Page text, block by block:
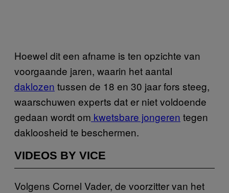
Hoewel dit een afname is ten opzichte van
voorgaande jaren, waarin het aantal
daklozen tussen de 18 en 30 jaar fors steeg,
waarschuwen experts dat er niet voldoende
gedaan wordt om kwetsbare jongeren tegen
dakloosheid te beschermen.
VIDEOS BY VICE
Volgens Cornel Vader, de voorzitter van het